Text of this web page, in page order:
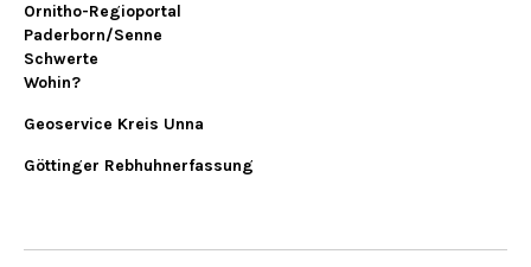
Ornitho-Regioportal
Paderborn/Senne
Schwerte
Wohin?
Geoservice Kreis Unna
Göttinger Rebhuhnerfassung